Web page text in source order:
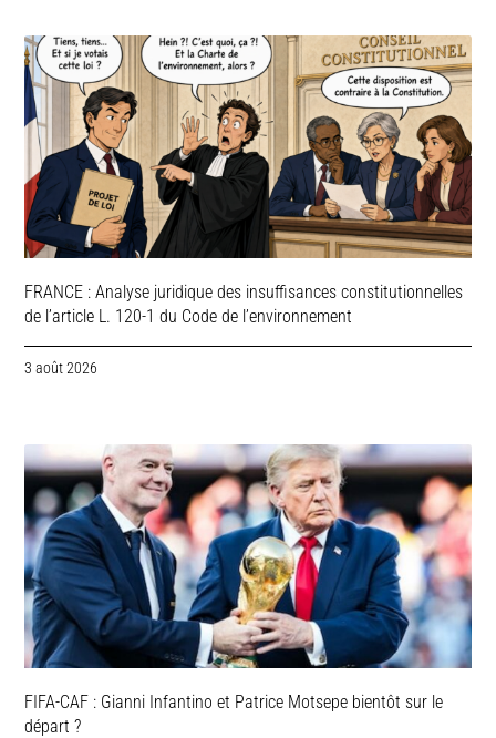
FRANCE : Analyse juridique des insuffisances constitutionnelles
de l’article L. 120-1 du Code de l’environnement
3 août 2026
FIFA-CAF : Gianni Infantino et Patrice Motsepe bientôt sur le
départ ?